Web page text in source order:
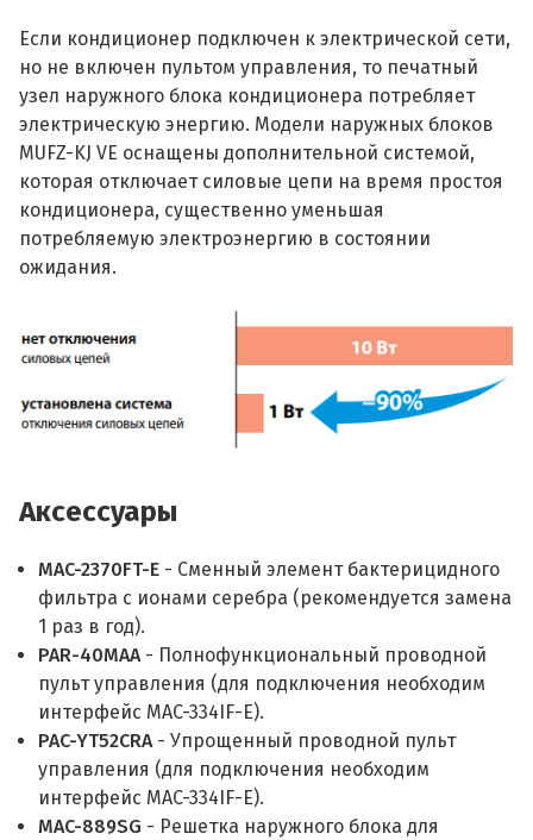
Если кондиционер подключен к электрической сети,
но не включен пультом управления, то печатный
узел наружного блока кондиционера потребляет
электрическую энергию. Модели наружных блоков
MUFZ-KJ VE оснащены дополнительной системой,
которая отключает силовые цепи на время простоя
кондиционера, существенно уменьшая
потребляемую электроэнергию в состоянии
ожидания.
Аксессуары
MAC-2370FT-E - Сменный элемент бактерицидного
фильтра с ионами серебра (рекомендуется замена
1 раз в год).
PAR-40MAA- Полнофункциональный проводной
пульт управления (для подключения необходим
интерфейс MAC-334IF-E).
PAC-YT52CRA- Упрощенный проводной пульт
управления (для подключения необходим
интерфейс MAC-334IF-E).
MAC-889SG - Решетка наружного блока для